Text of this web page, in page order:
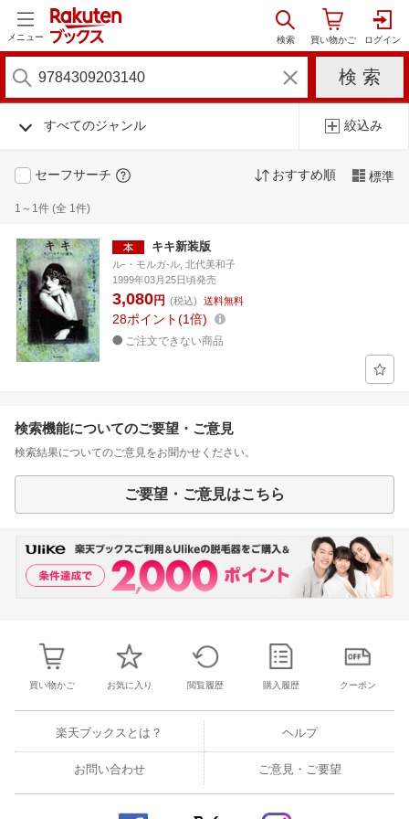
メニュー
すべてのジャンル 絞込み
セーフサーチ おすすめ順 標準
1～1件 (全 1件)
キキ新装版
ル-・モルガ-ル, 北代美和子
1999年03月25日頃発売
3,080円 (税込) 送料無料
28ポイント 1倍
ご注文できない商品
検索機能についてのご要望・ご意見
検索結果についてのご意見をお聞かせください。
ご要望・ご意見はこちら
買い物かご お気に入り 閲覧履歴 購入履歴 クーポン
楽天ブックスとは？ ヘルプ
お問い合わせ ご意見・ご要望